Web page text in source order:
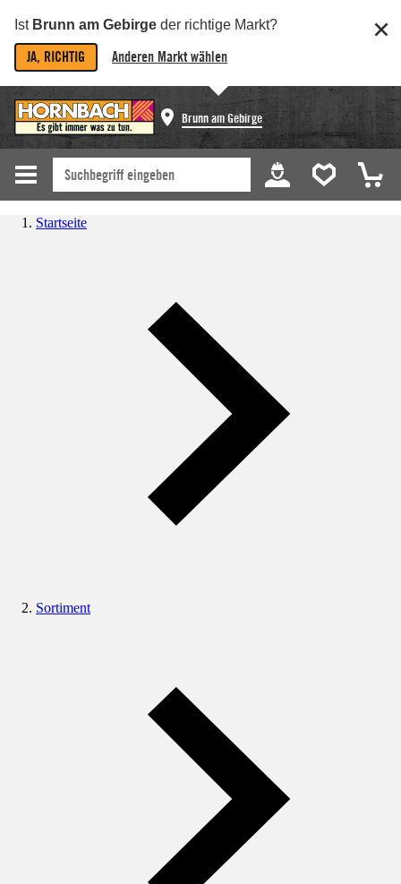
Ist Brunn am Gebirge der richtige Markt?
JA, RICHTIG Anderen Markt wählen
Brunn am Gebirge
Startseite
Sortiment